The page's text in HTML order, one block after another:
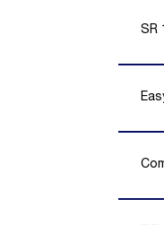
SR